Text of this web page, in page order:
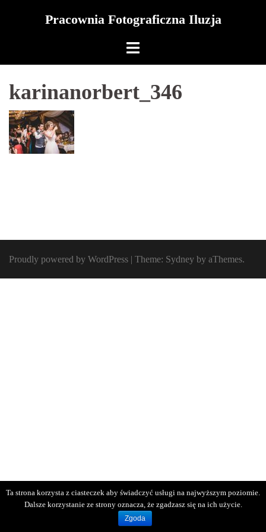
Pracownia Fotograficzna Iluzja
karinanorbert_346
Proudly powered by WordPress | Theme: Sydney by aThemes.
Ta strona korzysta z ciasteczek aby świadczyć usługi na najwyższym poziomie.
Dalsze korzystanie ze strony oznacza, że zgadzasz się na ich użycie.
Zgoda